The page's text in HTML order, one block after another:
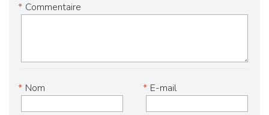
Commentaire
*
Nom
* E-mail
*